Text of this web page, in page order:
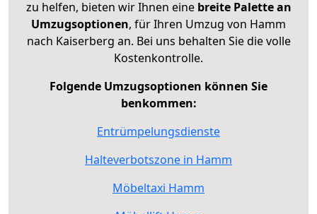
zu helfen, bieten wir Ihnen eine breite Palette an
Umzugsoptionen, für Ihren Umzug von Hamm
nach Kaiserberg an. Bei uns behalten Sie die volle
Kostenkontrolle.
Folgende Umzugsoptionen können Sie
benkommen:
Entrümpelungsdienste
Halteverbotszone in Hamm
Möbeltaxi Hamm